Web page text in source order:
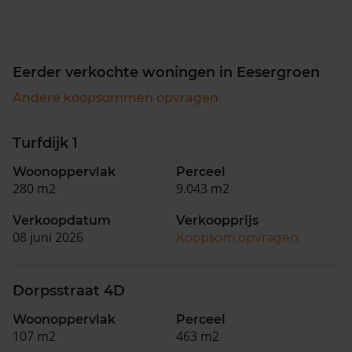
Eerder verkochte woningen in Eesergroen
Andere koopsommen opvragen
Turfdijk 1
Woonoppervlak
280 m2
Perceel
9.043 m2
Verkoopdatum
08 juni 2026
Verkoopprijs
Koopsom opvragen
Dorpsstraat 4D
Woonoppervlak
107 m2
Perceel
463 m2